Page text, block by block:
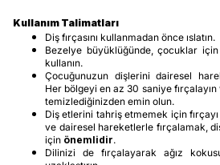
Kullanım Talimatları
Diş fırçasını kullanmadan önce ıslatın.
Bezelye büyüklüğünde, çocuklar
kullanın.
Çocuğunuzun dişlerini dairesel
Her bölgeyi en az 30 saniye
temizlediğinizden emin olun.
Diş etlerini tahriş etmemek için
ve dairesel hareketlerle fırçalamak,
için önemlidir.
Dilinizi de fırçalayarak ağız